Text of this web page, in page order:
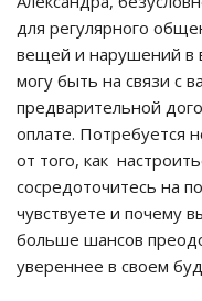
для регулярного
вещей и нарушений в
могу быть на связи с
предварительной
оплате. Потребуется
от того, как
сосредоточитесь на
чувствуете и почему
больше шансов
увереннее в своем